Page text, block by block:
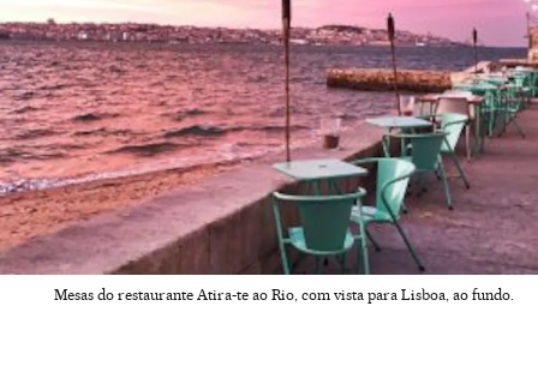
Mesas do restaurante Atira-te ao Rio, com vista para Lisboa, ao fundo.